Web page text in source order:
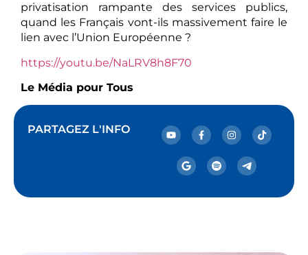
privatisation rampante des services publics,
quand les Français vont-ils massivement faire le
lien avec l’Union Européenne ?
https://youtu.be/NaLRV8h8F70
Le Média pour Tous
PARTAGEZ L'INFO